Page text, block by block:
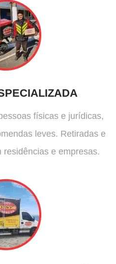
físicas e jurídicas,
leves. Retiradas e
residências e empresas.